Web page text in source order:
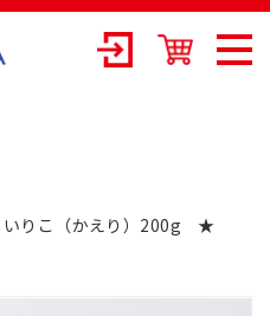
いりこ（かえり）200g ★